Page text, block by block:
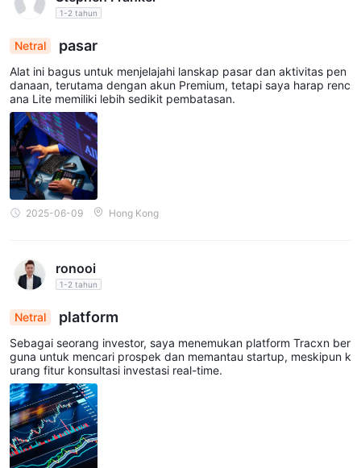
1-2 tahun
Netral pasar
Alat ini bagus untuk menjelajahi lanskap pasar dan aktivitas pen
danaan, terutama dengan akun Premium, tetapi saya harap renc
ana Lite memiliki lebih sedikit pembatasan.
2025-06-09 Hong Kong
ronooi
1-2 tahun
Netral platform
Sebagai seorang investor, saya menemukan platform Tracxn ber
guna untuk mencari prospek dan memantau startup, meskipun k
urang fitur konsultasi investasi real-time.